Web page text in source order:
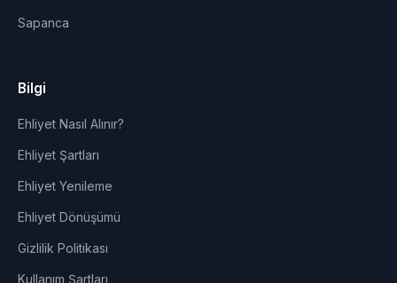
Sapanca
Bilgi
Ehliyet Nasıl Alınır?
Ehliyet Şartları
Ehliyet Yenileme
Ehliyet Dönüşümü
Gizlilik Politikası
Kullanım Şartları